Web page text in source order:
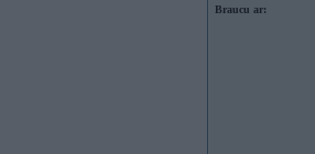
Braucu ar: